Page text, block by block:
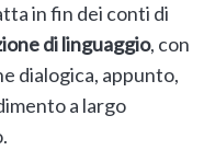
in fin dei conti di
di linguaggio, con
dialogica, appunto,
a largo